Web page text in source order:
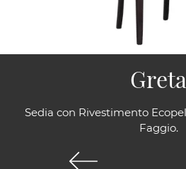
Sedia con Rivestimento
Faggio.
Greta